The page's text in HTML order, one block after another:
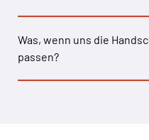
Was, wenn uns die
passen?